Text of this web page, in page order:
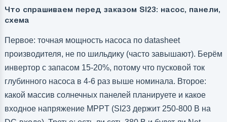
Что спрашиваем перед заказом SI23: насос, панели,
схема
Первое: точная мощность насоса по datasheet
производителя, не по шильдику (часто завышают). Берём
инвертор с запасом 15-20%, потому что пусковой ток
глубинного насоса в 4-6 раз выше номинала. Второе:
какой массив солнечных панелей планируете и какое
входное напряжение MPPT (SI23 держит 250-800 В на